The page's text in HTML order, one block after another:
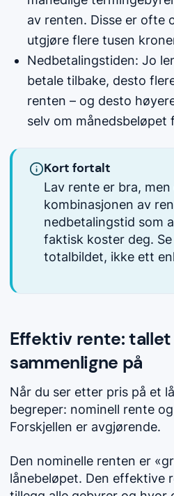
av renten. Disse er ofte
utgjøre flere tusen
Nedbetalingstiden: Jo
betale tilbake, desto
renten – og desto
selv om månedsbeløpet
Kort fortalt
Lav rente er bra,
kombinasjonen av
nedbetalingstid som
faktisk koster deg.
totalbildet, ikke ett
Effektiv rente:
sammenligne på
Når du ser etter pris på et
begreper: nominell rente
Forskjellen er avgjørende.
Den nominelle renten er
lånebeløpet. Den effektive